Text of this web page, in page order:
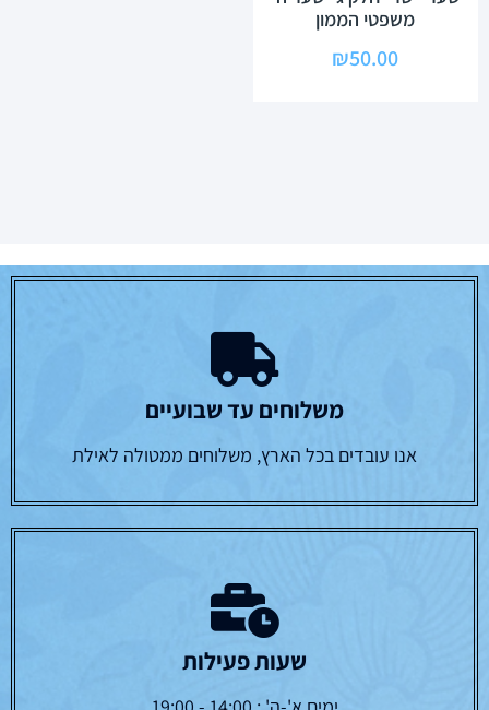
משפטי הממון
₪50.00
משלוחים עד שבועיים
אנו עובדים בכל הארץ, משלוחים ממטולה לאילת
שעות פעילות